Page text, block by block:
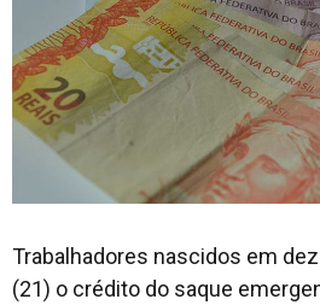
Trabalhadores nascidos em
(21) o crédito do saque